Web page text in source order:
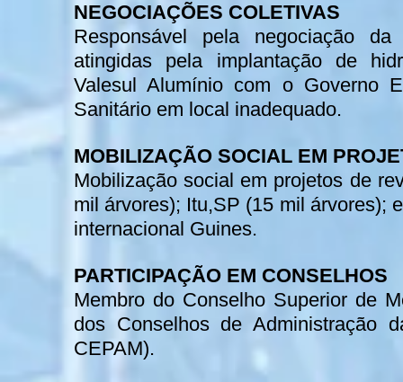
NEGOCIAÇÕES COLETIVAS
Responsável pela negociação
atingidas pela implantação de
Valesul Alumínio com o Governo
Sanitário em local inadequado.
MOBILIZAÇÃO SOCIAL EM
Mobilização social em projetos de
mil árvores); Itu,SP (15 mil árvores);
internacional Guines.
PARTICIPAÇÃO EM CONSELHOS
Membro do Conselho Superior de
dos Conselhos de Administração
CEPAM).